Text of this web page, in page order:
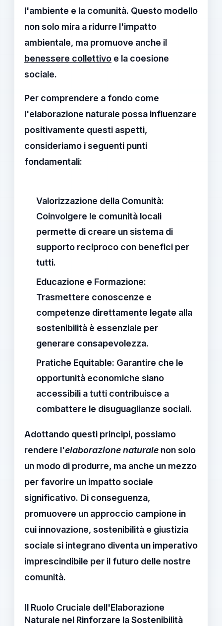
l'ambiente e la comunità. Questo modello
non solo mira a ridurre l'impatto
ambientale, ma promuove anche il
benessere collettivo e la coesione
sociale.
Per comprendere a fondo come
l'elaborazione naturale possa influenzare
positivamente questi aspetti,
consideriamo i seguenti punti
fondamentali:
Valorizzazione della Comunità:
Coinvolgere le comunità locali
permette di creare un sistema di
supporto reciproco con benefici per
tutti.
Educazione e Formazione:
Trasmettere conoscenze e
competenze direttamente legate alla
sostenibilità è essenziale per
generare consapevolezza.
Pratiche Equitable: Garantire che le
opportunità economiche siano
accessibili a tutti contribuisce a
combattere le disuguaglianze sociali.
Adottando questi principi, possiamo
rendere l'elaborazione naturale non solo
un modo di produrre, ma anche un mezzo
per favorire un impatto sociale
significativo. Di conseguenza,
promuovere un approccio campione in
cui innovazione, sostenibilità e giustizia
sociale si integrano diventa un imperativo
imprescindibile per il futuro delle nostre
comunità.
Il Ruolo Cruciale dell'Elaborazione
Naturale nel Rinforzare la Sostenibilità